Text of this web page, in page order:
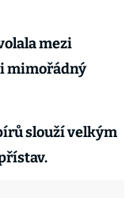
mezi
mimořádný
slouží velkým